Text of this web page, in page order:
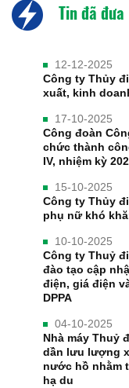
Tin đã đưa
12-12-2025
Công ty Thủy
xuất, kinh
17-10-2025
Công đoàn
chức thành
IV, nhiệm kỳ
15-10-2025
Công ty Thủy
phụ nữ khó
10-10-2025
Công ty Thuỷ
đào tạo cập
điện, giá điện
DPPA
04-10-2025
Nhà máy Thuỷ
dần lưu lượng
nước hồ nhằm
hạ du